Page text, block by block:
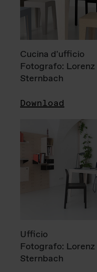
Cucina d'ufficio
Fotografo: Lorenz
Sternbach
Download
Ufficio
Fotografo: Lorenz
Sternbach